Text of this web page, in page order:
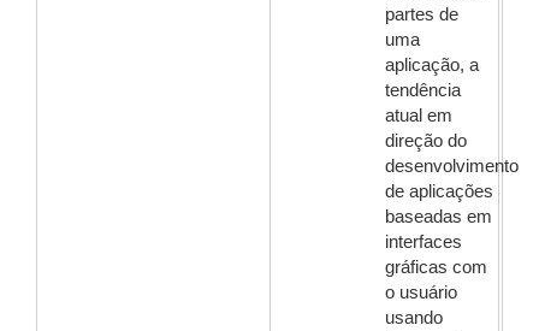
partes de
uma
aplicação, a
tendência
atual em
direção do
desenvolvimento
de aplicações
baseadas em
interfaces
gráficas com
o usuário
usando